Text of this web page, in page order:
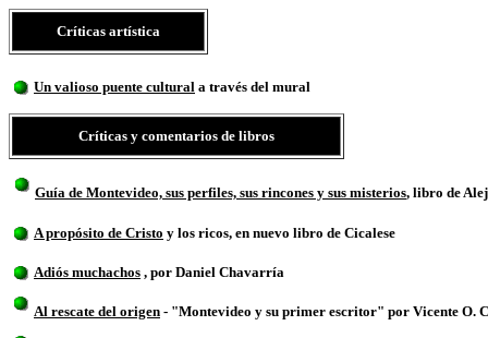
Críticas artística
Un valioso puente cultural a través del mural
Críticas y comentarios de libros
Guía de Montevideo, sus perfiles, sus rincones y sus misterios, libro de
A propósito de Cristo y los ricos, en nuevo libro de Cicalese
Adiós muchachos , por Daniel Chavarría
Al rescate del origen - "Montevideo y su primer escritor" por Vicente O.